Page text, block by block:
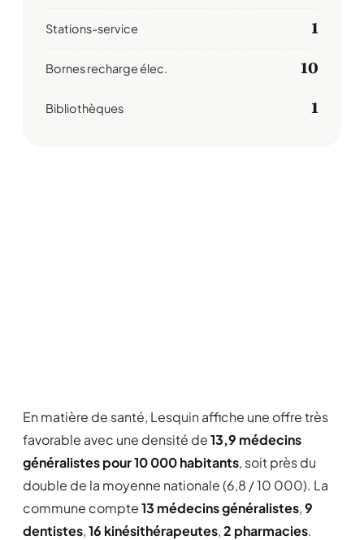
Stations-service 1
Bornes recharge élec. 10
Bibliothèques 1
En matière de santé, Lesquin affiche une offre très
favorable avec une densité de13,9 médecins
généralistes pour 10 000 habitants, soit près du
double de la moyenne nationale (6,8 / 10 000). La
commune compte13 médecins généralistes,9
dentistes,16 kinésithérapeutes,2 pharmacies.